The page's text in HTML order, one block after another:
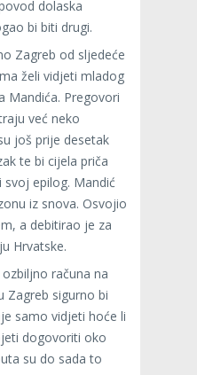
dolaska
bi biti drugi.
Zagreb od sljedeće
želi vidjeti mladog
Mandića. Pregovori
već neko
još prije desetak
te bi cijela priča
epilog. Mandić
iz snova. Osvojio
a debitirao je za
Hrvatske.
računa na
Zagreb sigurno bi
samo vidjeti hoće li
dogovoriti oko
su do sada to